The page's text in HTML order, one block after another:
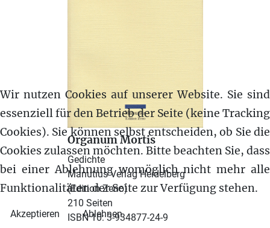
Organum Mortis
Gedichte
Manutius Verlag Heidelberg
(Edition Zeno)
210 Seiten
ISBN 10: 3-934877-24-9
Wir nutzen Cookies auf unserer Website. Sie sind
essenziell für den Betrieb der Seite (keine Tracking
Cookies). Sie können selbst entscheiden, ob Sie die
Cookies zulassen möchten. Bitte beachten Sie, dass
bei einer Ablehnung womöglich nicht mehr alle
Funktionalitäten der Seite zur Verfügung stehen.
Akzeptieren Ablehnen